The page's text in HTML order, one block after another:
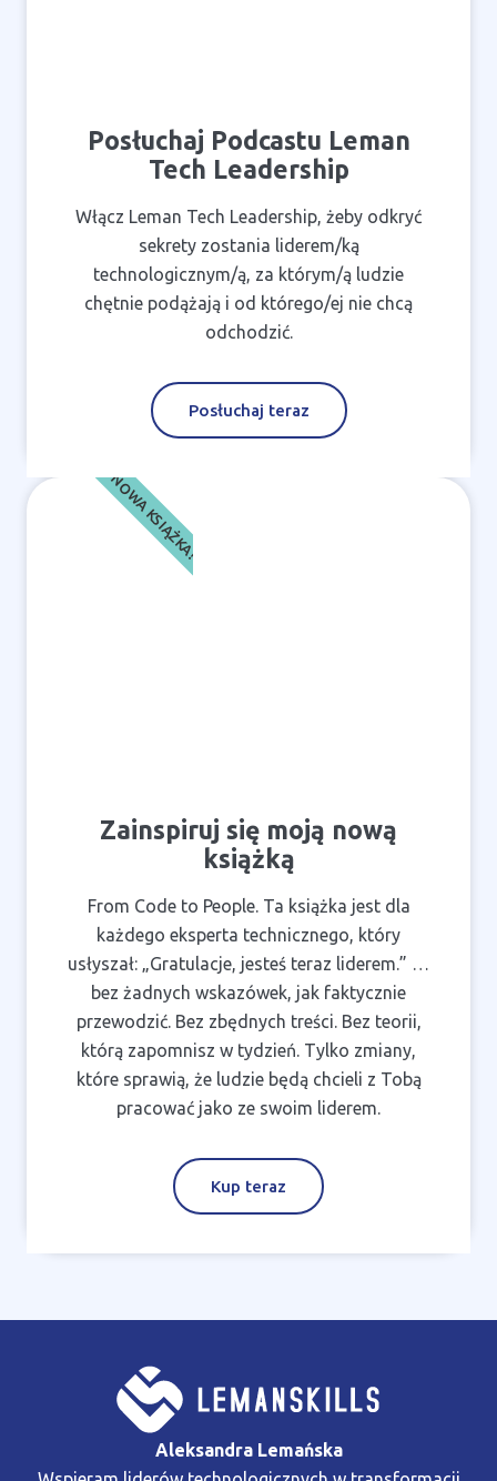
Posłuchaj Podcastu Leman
Tech Leadership
Włącz Leman Tech Leadership, żeby odkryć
sekrety zostania liderem/ką
technologicznym/ą, za którym/ą ludzie
chętnie podążają i od którego/ej nie chcą
odchodzić.
Posłuchaj teraz
Zainspiruj się moją nową
książką
From Code to People. Ta książka jest dla
każdego eksperta technicznego, który
usłyszał: „Gratulacje, jesteś teraz liderem.” …
bez żadnych wskazówek, jak faktycznie
przewodzić. Bez zbędnych treści. Bez teorii,
którą zapomnisz w tydzień. Tylko zmiany,
które sprawią, że ludzie będą chcieli z Tobą
pracować jako ze swoim liderem.
Kup teraz
NOWA KSIĄŻKA!
Aleksandra Lemańska